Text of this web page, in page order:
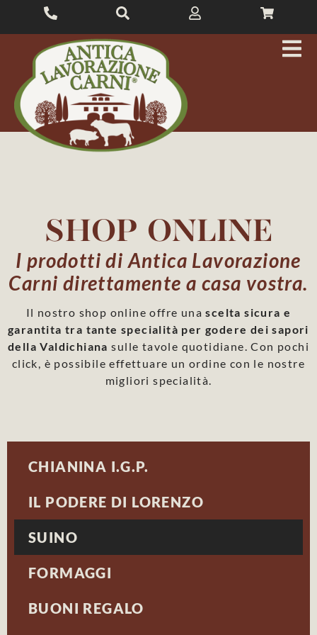
SHOP ONLINE
I prodotti di Antica Lavorazione
Carni direttamente a casa vostra.
Il nostro shop online offre unascelta sicura e
garantita tra tante specialità per godere dei sapori
della Valdichiana sulle tavole quotidiane. Con pochi
click, è possibile effettuare un ordine con le nostre
migliori specialità.
CHIANINA I.G.P.
IL PODERE DI LORENZO
SUINO
FORMAGGI
BUONI REGALO